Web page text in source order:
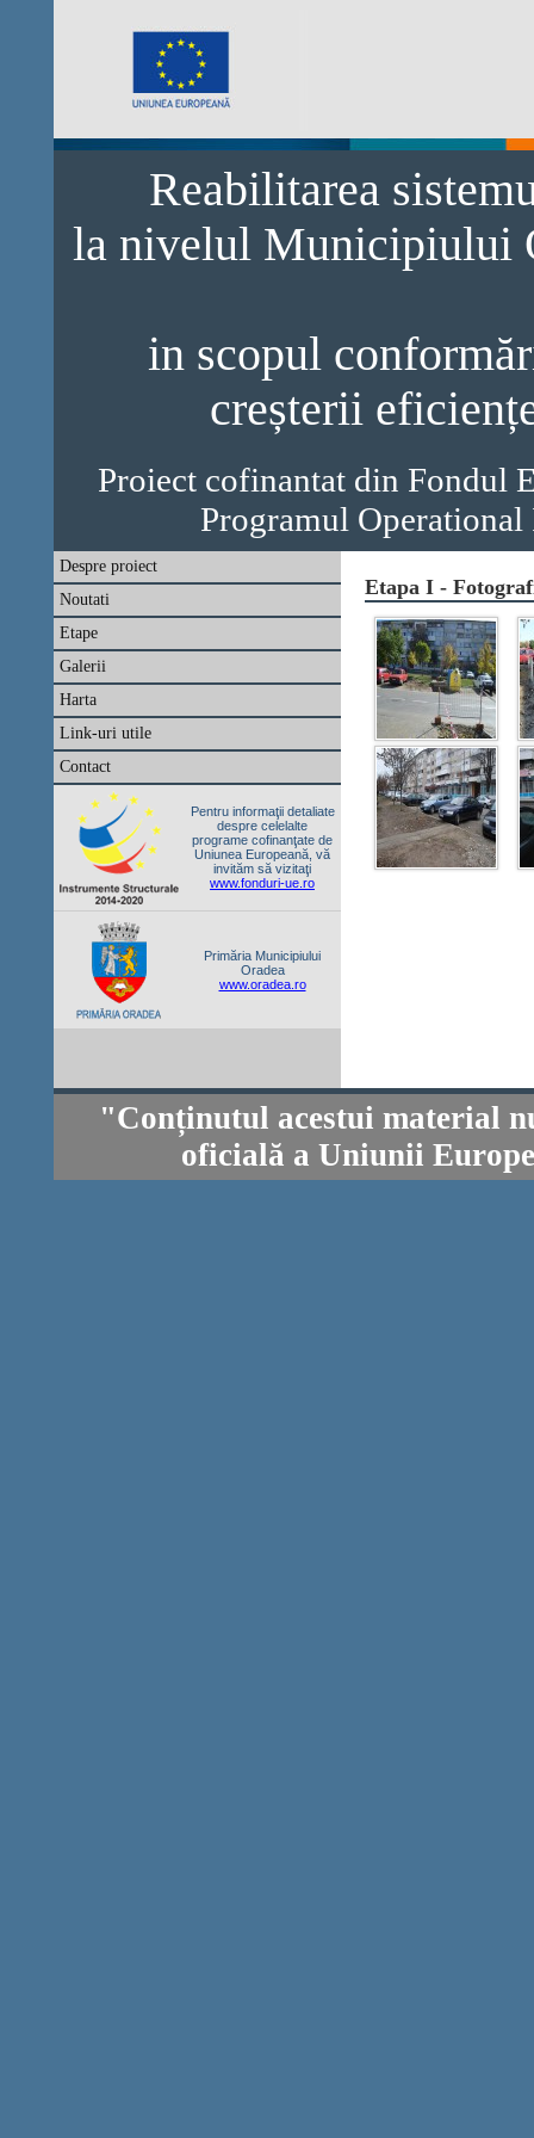
Reabilitarea
la nivelul Municipiului
in scopul
creșterii
Proiect cofinantat din Fondul
Programul
Despre proiect
Noutati
Etape
Galerii
Harta
Link-uri utile
Contact
Pentru informaţii detaliate
despre celelalte
programe cofinanţate de
Uniunea Europeană, vă
invităm să vizitaţi
www.fonduri-ue.ro
Primăria Municipiului
Oradea
www.oradea.ro
Etapa I -
"Conținutul acestui material
oficială a Uniunii